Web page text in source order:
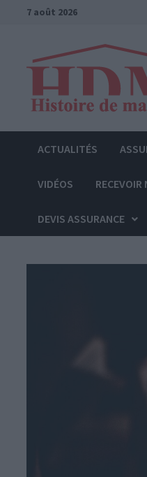
Passer7 août 2026
ACTUALITÉS
VIDÉOS
DEVIS ASSURANCE